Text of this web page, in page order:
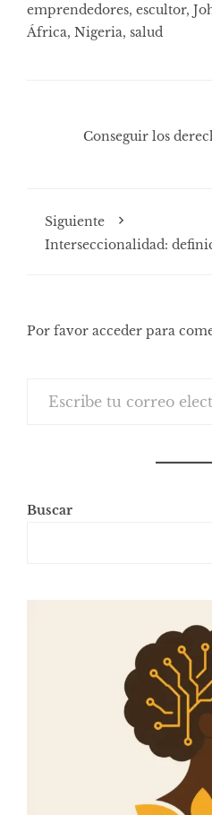
emprendedores, escultor,
África, Nigeria, salud
Conseguir los
Siguiente
Interseccionalidad:
Por favor acceder para
Buscar